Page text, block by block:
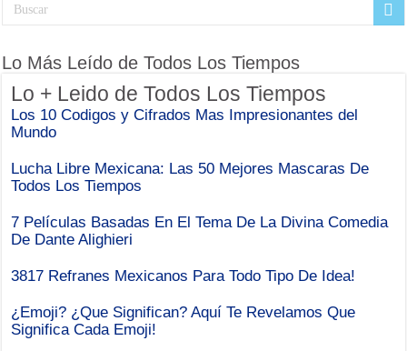
Lo Más Leído de Todos Los Tiempos
Lo + Leido de Todos Los Tiempos
Los 10 Codigos y Cifrados Mas Impresionantes del
Mundo
Lucha Libre Mexicana: Las 50 Mejores Mascaras De
Todos Los Tiempos
7 Películas Basadas En El Tema De La Divina Comedia
De Dante Alighieri
3817 Refranes Mexicanos Para Todo Tipo De Idea!
¿Emoji? ¿Que Significan? Aquí Te Revelamos Que
Significa Cada Emoji!